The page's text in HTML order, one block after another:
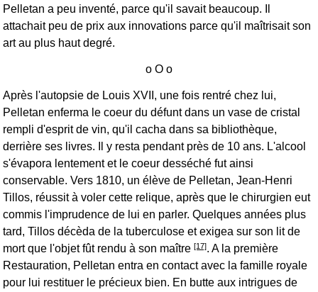
Pelletan a peu inventé, parce qu'il savait beaucoup. Il
attachait peu de prix aux innovations parce qu'il maîtrisait son
art au plus haut degré.
Après l'autopsie de Louis XVII, une fois rentré chez lui,
Pelletan enferma le coeur du défunt dans un vase de cristal
rempli d'esprit de vin, qu'il cacha dans sa bibliothèque,
derrière ses livres. Il y resta pendant près de 10 ans. L'alcool
s'évapora lentement et le coeur desséché fut ainsi
conservable. Vers 1810, un élève de Pelletan, Jean-Henri
Tillos, réussit à voler cette relique, après que le chirurgien eut
commis l'imprudence de lui en parler. Quelques années plus
tard, Tillos décèda de la tuberculose et exigea sur son lit de
mort que l'objet fût rendu à son maître [17]. A la première
Restauration, Pelletan entra en contact avec la famille royale
pour lui restituer le précieux bien. En butte aux intrigues de